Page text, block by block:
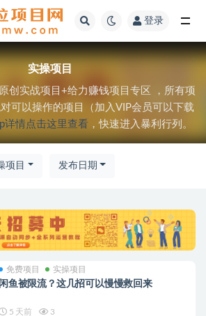
登录
实操项目
创实战项目+给力赚钱项目专区 ，所有项
可以操作的项目（加入VIP会员可以下载
详情点击这里查看 ，快速进入暴利行列。
项目 发布日期
免费项目 实操项目
闲鱼被限流？这几招可以慢慢救回来
5 天前 3